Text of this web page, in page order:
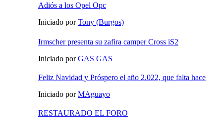
Adiós a los Opel Opc
Iniciado porTony (Burgos)
Irmscher presenta su zafira camper Cross iS2
Iniciado porGAS GAS
Feliz Navidad y Próspero el año 2.022, que falta hace
Iniciado porMAguayo
RESTAURADO EL FORO